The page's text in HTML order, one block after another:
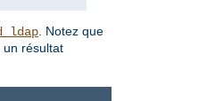
. Notez que
un résultat